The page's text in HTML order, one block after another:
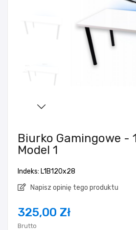
Biurko Gamingowe -
Model 1
Indeks: L1B120x28
Napisz opinię tego produktu
325,00 Zł
Brutto